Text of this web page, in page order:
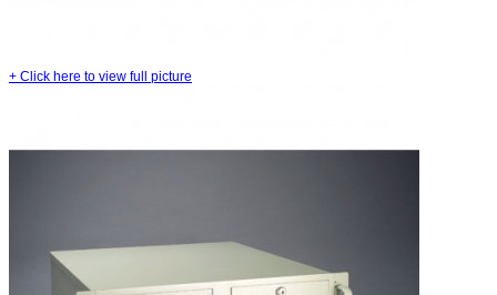
+ Click here to view full picture